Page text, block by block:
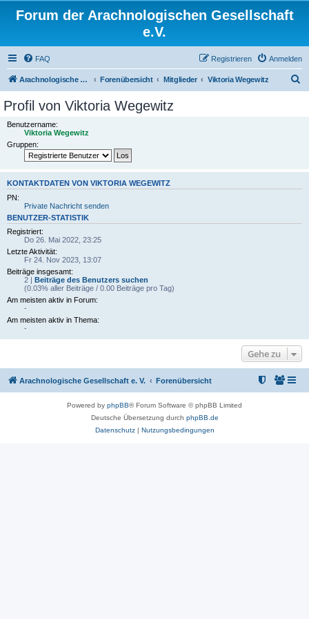
Forum der Arachnologischen Gesellschaft
e.V.
FAQ Anmelden
Registrieren
Arachnologische Gesellschaft e. V. Forenübersicht Mitglieder Viktoria Wegewitz
Profil von Viktoria Wegewitz
Benutzername:
Viktoria Wegewitz
Gruppen:
KONTAKTDATEN VON VIKTORIA WEGEWITZ
PN:
Private Nachricht senden
BENUTZER-STATISTIK
Registriert:
Do 26. Mai 2022, 23:25
Letzte Aktivität:
Fr 24. Nov 2023, 13:07
Beiträge insgesamt:
2 | Beiträge des Benutzers suchen
(0.03% aller Beiträge / 0.00 Beiträge pro Tag)
Am meisten aktiv in Forum:
-
Am meisten aktiv in Thema:
-
Gehe zu
Arachnologische Gesellschaft e. V. Forenübersicht
Powered by phpBB® Forum Software © phpBB Limited
Deutsche Übersetzung durch phpBB.de
Datenschutz| Nutzungsbedingungen